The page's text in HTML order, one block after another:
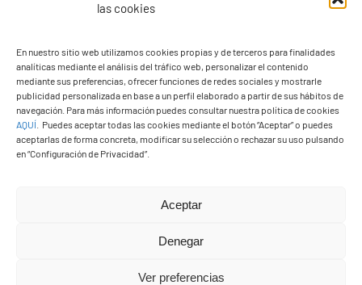
las cookies
En nuestro sitio web utilizamos cookies propias y de terceros para finalidades
analíticas mediante el análisis del tráfico web, personalizar el contenido
mediante sus preferencias, ofrecer funciones de redes sociales y mostrarle
publicidad personalizada en base a un perfil elaborado a partir de sus hábitos de
navegación. Para más información puedes consultar nuestra política de cookies
AQUÍ
Puedes aceptar todas las cookies mediante el botón “Aceptar” o puedes
aceptarlas de forma concreta, modificar su selección o rechazar su uso pulsando
en “Configuración de Privacidad”.
Aceptar
Denegar
Ver preferencias
Ayuntamiento de Yaiza
Pza. de Los Remedios, 1
35570 – Yaiza
Tel:928 83 62 20
© Copyright2026 Ayuntamiento de Yaiza - Todos los